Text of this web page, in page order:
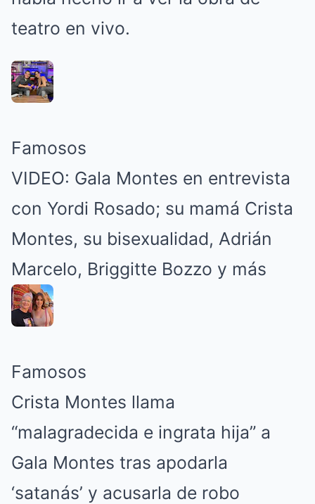
teatro en vivo.
Famosos
VIDEO: Gala Montes en entrevista
con Yordi Rosado; su mamá Crista
Montes, su bisexualidad, Adrián
Marcelo, Briggitte Bozzo y más
Famosos
Crista Montes llama
“malagradecida e ingrata hija” a
Gala Montes tras apodarla
‘satanás’ y acusarla de robo